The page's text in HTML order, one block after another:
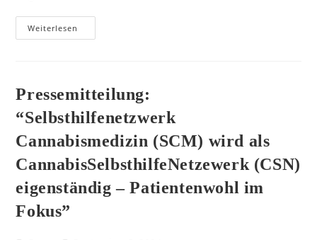
Weiterlesen
Kritik
Christiane
Neubaur
Bei
Kontrafunk
Pressemitteilung:
“Selbsthilfenetzwerk
Cannabismedizin (SCM) wird als
CannabisSelbsthilfeNetzewerk (CSN)
eigenständig – Patientenwohl im
Fokus”